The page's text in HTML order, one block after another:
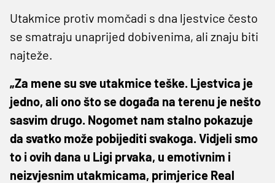
Utakmice protiv momčadi s dna ljestvice često
se smatraju unaprijed dobivenima, ali znaju biti
najteže.
„Za mene su sve utakmice teške. Ljestvica je
jedno, ali ono što se događa na terenu je nešto
sasvim drugo. Nogomet nam stalno pokazuje
da svatko može pobijediti svakoga. Vidjeli smo
to i ovih dana u Ligi prvaka, u emotivnim i
neizvjesnim utakmicama, primjerice Real